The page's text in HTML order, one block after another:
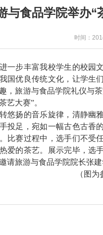
与食品学院举办“
时间：
一步丰富我校学生的校园
国优良传统文化，让学生
，旅游与食品学院礼仪与
艺大赛”。
悠扬的音乐旋律，清静幽
投足，宛如一幅古色古香
比赛过程中，选手们不受
爱的茶艺。展示完毕，选
请旅游与食品学院院长张
（图为